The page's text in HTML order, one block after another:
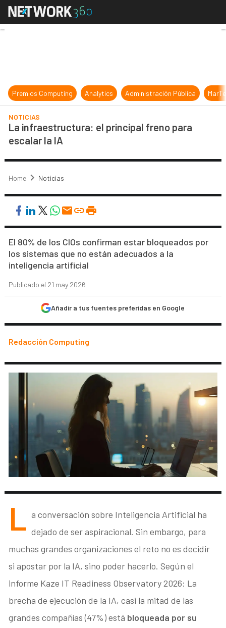
La infraestructura: el principal
Premios Computing Analytics Administración Pública
NOTICIAS
La infraestructura: el principal freno para
escalar la IA
Home Noticias
El 80% de los CIOs confirman estar bloqueados por
los sistemas que no están adecuados a la
inteligencia artificial
Publicado el 21 may 2026
Añadir a tus fuentes preferidas en Google
Redacción Computing
L a conversación sobre Inteligencia Artificial ha
dejado de ser aspiracional. Sin embargo, para
muchas grandes organizaciones el reto no es decidir
si apostar por la IA, sino poder hacerlo. Según el
informe Kaze IT Readiness Observatory 2026: La
brecha de ejecución de la IA, casi la mitad de las
grandes compañías (47%) está bloqueada por su